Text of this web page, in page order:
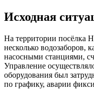
Исходная
На территории посёлка
несколько водозаборов,
насосными станциями,
Управление
оборудования был
по графику, аварии